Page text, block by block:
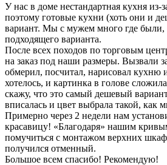
У нас в доме нестандартная кухня из-
поэтому готовые кухни (хоть они и
вариант. Мы с мужем много где
подходящего варианта.
После всех походов по торговым
на заказ под наши размеры. Вызвали
обмерил, посчитал, нарисовал кухню
хотелось, и картинка в голове
скажу, что это самый дешевый
вписалась и цвет выбрала такой, как
Примерно через 2 недели нам
красавицу! «Благодаря» нашим
помучиться с монтажом верхних
получился отменный.
Большое всем спасибо! Рекомендую!